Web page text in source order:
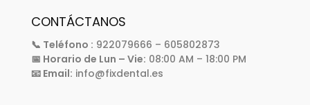
CONTÁCTANOS
📞 Teléfono : 922079666 – 605802873
📅 Horario de Lun – Vie: 08:00 AM – 18:00 PM
📧 Email: info@fixdental.es